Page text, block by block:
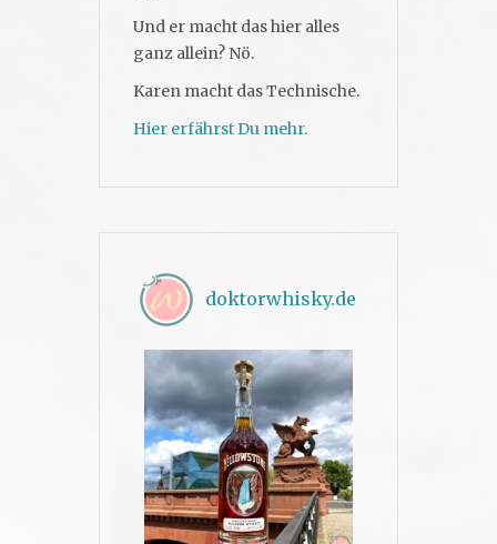
Und er macht das hier alles
ganz allein? Nö.
Karen macht das Technische.
Hier erfährst Du mehr.
doktorwhisky.de